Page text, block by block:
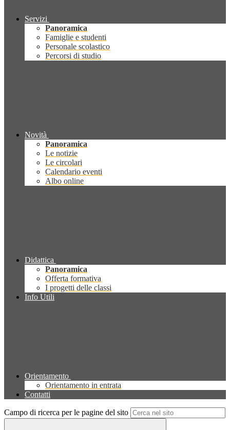
Servizi
Panoramica
Famiglie e studenti
Personale scolastico
Percorsi di studio
Novità
Panoramica
Le notizie
Le circolari
Calendario eventi
Albo online
Didattica
Panoramica
Offerta formativa
I progetti delle classi
Info Utili
Orientamento
Orientamento in entrata
Contatti
Campo di ricerca per le pagine del sito